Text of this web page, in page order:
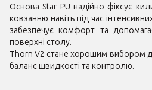
Основа Star PU надійно фіксує
ковзанню навіть під час
забезпечує комфорт та
поверхні столу.
Thorn V2 стане хорошим вибором
баланс швидкості та контролю.